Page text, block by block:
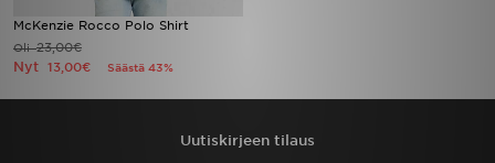
McKenzie Rocco Polo Shirt
Oli23,00€
Nyt 13,00€ Säästä 43%
Uutiskirjeen tilaus
Asiakaspalvelu ja tietoa